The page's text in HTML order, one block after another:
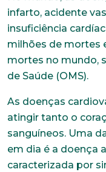
infarto, acidente
insuficiência
milhões de mortes
mortes no mundo,
de Saúde (OMS).
As doenças
atingir tanto o
sanguíneos. Uma
em dia é a doença
caracterizada por